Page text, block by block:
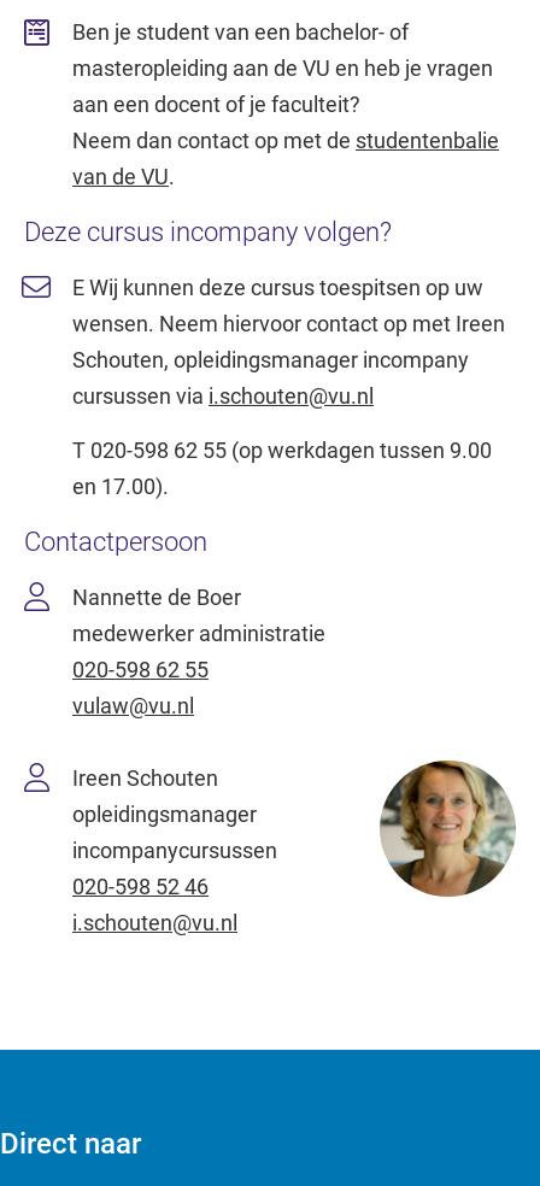
Ben je student van een bachelor- of
masteropleiding aan de VU en heb je vragen
aan een docent of je faculteit?
Neem dan contact op met de studentenbalie
van de VU.
Deze cursus incompany volgen?
E Wij kunnen deze cursus toespitsen op uw
wensen. Neem hiervoor contact op met Ireen
Schouten, opleidingsmanager incompany
cursussen via i.schouten@vu.nl
T 020-598 62 55 (op werkdagen tussen 9.00
en 17.00).
Contactpersoon
Nannette de Boer
medewerker administratie
020-598 62 55
vulaw@vu.nl
Ireen Schouten
opleidingsmanager
incompanycursussen
020-598 52 46
i.schouten@vu.nl
Direct naar